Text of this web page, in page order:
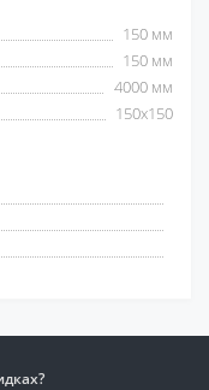
150 мм
150 мм
4000 мм
150х150